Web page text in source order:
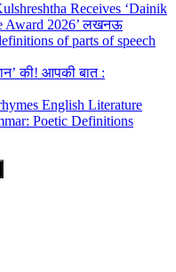
Receives ‘Dainik
Award 2026’लखनऊ
of parts of speech
की! आपकी बात :
English Literature
Poetic Definitions